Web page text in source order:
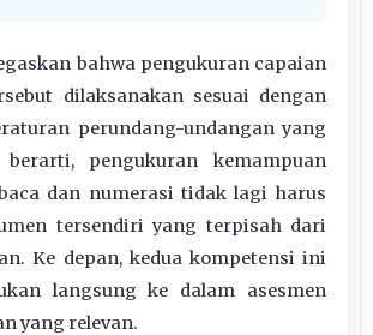
bahwa pengukuran capaian
dilaksanakan sesuai dengan
perundang-undangan yang
pengukuran kemampuan
dan numerasi tidak lagi harus
tersendiri yang terpisah dari
Ke depan, kedua kompetensi ini
langsung ke dalam asesmen
yang relevan.